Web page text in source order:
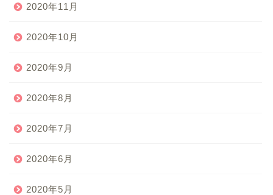
2020年11月
2020年10月
2020年9月
2020年8月
2020年7月
2020年6月
2020年5月